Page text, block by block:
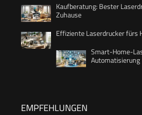
Kaufberatung: Bester
Zuhause
Effiziente Laserdrucker fürs
Smart-Home-
Automatisierung
EMPFEHLUNGEN